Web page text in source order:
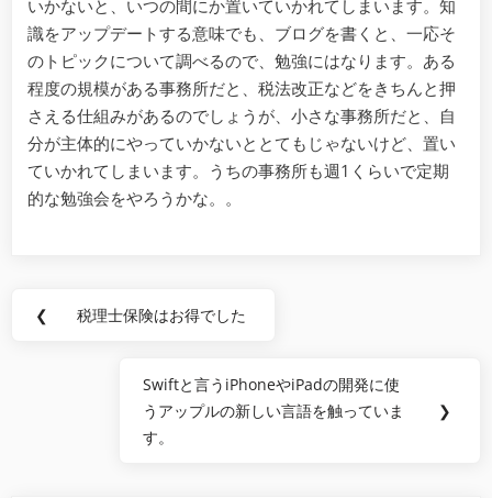
費
税
の
課
税
の
見
直
いかないと、いつの間にか置いていかれてしまいます。知
識をアップデートする意味でも、ブログを書くと、一応そ
のトピックについて調べるので、勉強にはなります。ある
程度の規模がある事務所だと、税法改正などをきちんと押
さえる仕組みがあるのでしょうが、小さな事務所だと、自
分が主体的にやっていかないととてもじゃないけど、置い
ていかれてしまいます。うちの事務所も週1くらいで定期
的な勉強会をやろうかな。。
Post
❮
Previous
税理士保険はお得でした
Next
Post:
Swiftと言うiPhoneやiPadの開発に使
うアップルの新しい言語を触っていま
す。
❯